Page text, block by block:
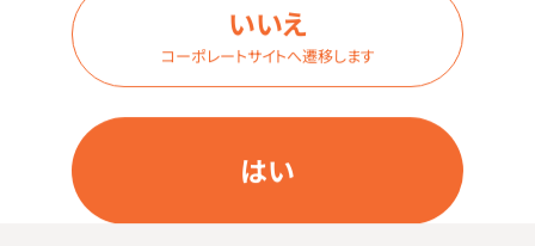
はい
いいえ
コーポレートサイトへ遷移します
価格はログイン後表示
ログイン